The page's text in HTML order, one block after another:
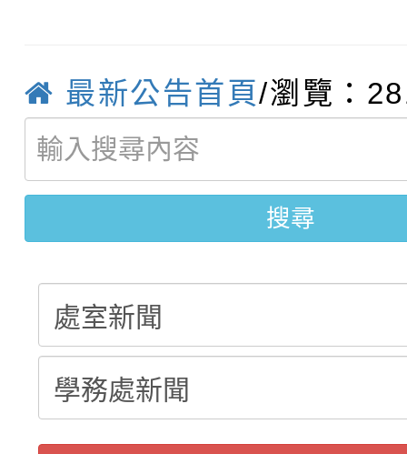
城市手牽手，綠能透明
畫影片一案
轉知：「115學年度全
劇比賽實施要點」及修
表
轉知：桃園市115年度
敬師藝文競賽』實施計
【甄選結果(第11招)】
學年度第1學期第7次代
結果(第11招)
【甄選結果(第3招)】
學年度第1學期第9次代
結果(第3招)
最新公告首頁/瀏覽：
搜尋